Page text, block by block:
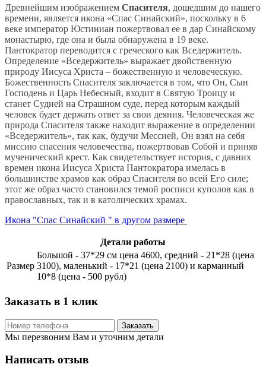
Древнейшим изображением Спасителя, дошедшим до нашего
времени, является икона «Спас Синайский», поскольку в 6
веке император Юстиниан пожертвовал ее в дар Синайскому
монастырю, где она и была обнаружена в 19 веке.
Пантократор переводится с греческого как Вседержитель.
Определение «Вседержитель» выражает двойственную
природу Иисуса Христа – божественную и человеческую.
Божественность Спасителя заключается в том, что Он, Сын
Господень и Царь Небесный, входит в Святую Троицу и
станет Судией на Страшном суде, перед которым каждый
человек будет держать ответ за свои деяния. Человеческая же
природа Спасителя также находит выражение в определении
«Вседержитель», так как, будучи Мессией, Он взял на себя
миссию спасения человечества, пожертвовав Собой и приняв
мученический крест. Как свидетельствует история, с давних
времен икона Иисуса Христа Пантократора имелась в
большинстве храмов как образ Спасителя во всей Его силе;
этот же образ часто становился темой росписи куполов как в
православных, так и в католических храмах.
Икона "Спас Синайский " в другом размере
Детали работы
Размер
Большой - 37*29 см цена 4600, средний - 21*28 (цена
3100), маленький - 17*21 (цена 2100) и карманный
10*8 (цена - 500 рубл)
Заказать в 1 клик
Заказать
Мы перезвоним Вам и уточним детали
Написать отзыв